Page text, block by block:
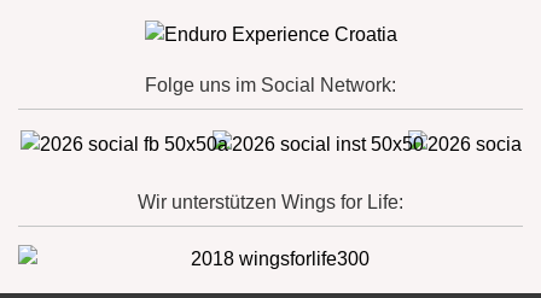
Folge uns im Social Network:
Wir unterstützen Wings for Life: